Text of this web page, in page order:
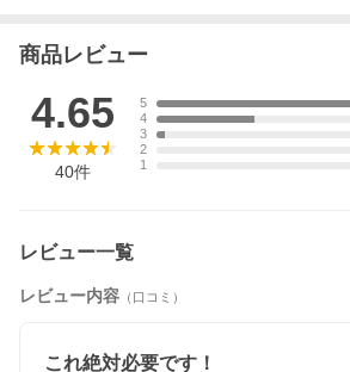
商品レビュー
4.65
40件
5
4
3
2
1
レビュー一覧
レビュー内容 （口コミ）
これ絶対必要です！